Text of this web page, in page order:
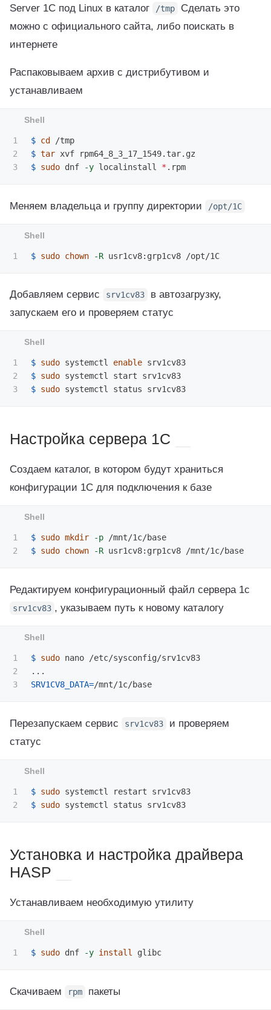
Server 1C под Linux в каталог /tmp
Сделать это
можно с официального сайта, либо поискать в
интернете
Распаковываем архив с дистрибутивом и
устанавливаем
1
2
$ cd
$ tar
$ sudo dnf -y localinstall *
Меняем владельца и группу директории /opt/1C
$ sudo chown -R
Добавляем сервис srv1cv83
в автозагрузку,
запускаем его и проверяем статус
1
2
$ sudo systemctl enable
$ sudo
$ sudo
Настройка сервера 1C
Создаем каталог, в котором будут храниться
конфигурации 1С для подключения к базе
1
$ sudo mkdir -p
$ sudo chown -R
Редактируем конфигурационный файл сервера 1с
srv1cv83 , указываем путь к новому каталогу
1
2
$ sudo nano /etc/sysconfig/srv1cv83
SRV1CV8_DATA=
Перезапускаем сервис srv1cv83
и проверяем
статус
1
$ sudo
$ sudo
Установка и настройка драйвера
HASP
Устанавливаем необходимую утилиту
$ sudo dnf -y install
Скачиваем rpm пакеты